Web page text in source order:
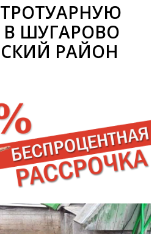
В ШУГАРОВО
РАЙОН